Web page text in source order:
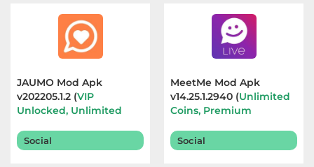
JAUMO Mod Apk
v202205.1.2 (VIP
Unlocked, Unlimited
Social
MeetMe Mod Apk
v14.25.1.2940 (Unlimited
Coins, Premium
Social